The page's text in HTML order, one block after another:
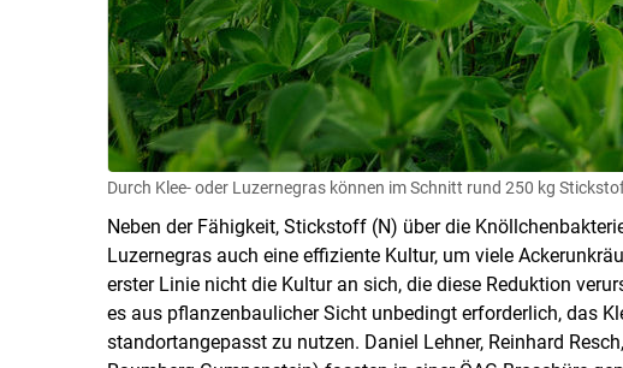
Durch Klee- oder Luzernegras können im Schnitt rund 250 kg
Neben der Fähigkeit, Stickstoff (N) über die
Luzernegras auch eine effiziente Kultur, um viele
erster Linie nicht die Kultur an sich, die diese Reduktion
es aus pflanzenbaulicher Sicht unbedingt erforderlich, das
standortangepasst zu nutzen. Daniel Lehner, Reinhard